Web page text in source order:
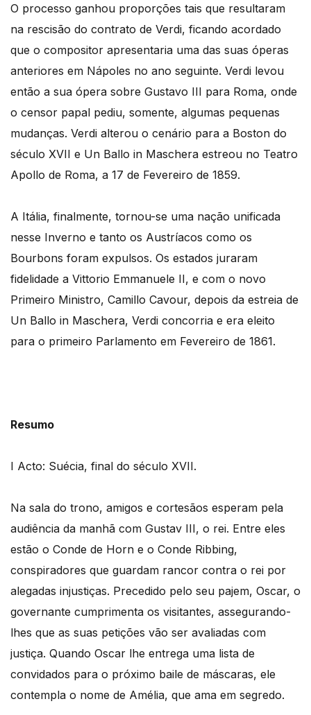
O processo ganhou proporções tais que resultaram
na rescisão do contrato de Verdi, ficando acordado
que o compositor apresentaria uma das suas óperas
anteriores em Nápoles no ano seguinte. Verdi levou
então a sua ópera sobre Gustavo III para Roma, onde
o censor papal pediu, somente, algumas pequenas
mudanças. Verdi alterou o cenário para a Boston do
século XVII e Un Ballo in Maschera estreou no Teatro
Apollo de Roma, a 17 de Fevereiro de 1859.
A Itália, finalmente, tornou-se uma nação unificada
nesse Inverno e tanto os Austríacos como os
Bourbons foram expulsos. Os estados juraram
fidelidade a Vittorio Emmanuele II, e com o novo
Primeiro Ministro, Camillo Cavour, depois da estreia de
Un Ballo in Maschera, Verdi concorria e era eleito
para o primeiro Parlamento em Fevereiro de 1861.
Resumo
I Acto: Suécia, final do século XVII.
Na sala do trono, amigos e cortesãos esperam pela
audiência da manhã com Gustav III, o rei. Entre eles
estão o Conde de Horn e o Conde Ribbing,
conspiradores que guardam rancor contra o rei por
alegadas injustiças. Precedido pelo seu pajem, Oscar, o
governante cumprimenta os visitantes, assegurando-
lhes que as suas petições vão ser avaliadas com
justiça. Quando Oscar lhe entrega uma lista de
convidados para o próximo baile de máscaras, ele
contempla o nome de Amélia, que ama em segredo.